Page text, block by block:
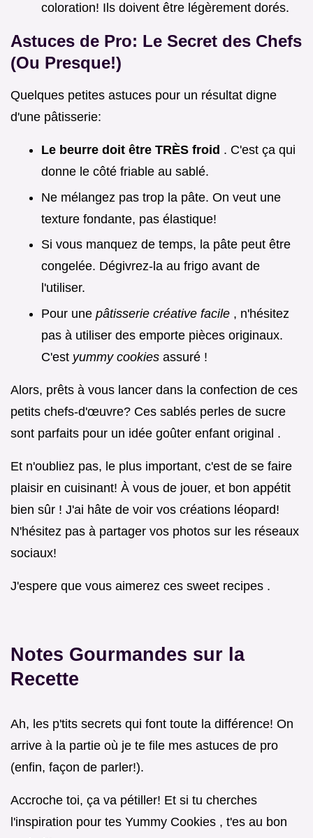
coloration! Ils doivent être légèrement dorés.
Astuces de Pro: Le Secret des Chefs
(Ou Presque!)
Quelques petites astuces pour un résultat digne
d'une pâtisserie:
Le beurre doit être TRÈS froid . C'est ça qui
donne le côté friable au sablé.
Ne mélangez pas trop la pâte. On veut une
texture fondante, pas élastique!
Si vous manquez de temps, la pâte peut être
congelée. Dégivrez-la au frigo avant de
l'utiliser.
Pour une pâtisserie créative facile , n'hésitez
pas à utiliser des emporte pièces originaux.
C'est yummy cookies assuré !
Alors, prêts à vous lancer dans la confection de ces
petits chefs-d'œuvre? Ces sablés perles de sucre
sont parfaits pour un idée goûter enfant original .
Et n'oubliez pas, le plus important, c'est de se faire
plaisir en cuisinant! À vous de jouer, et bon appétit
bien sûr ! J'ai hâte de voir vos créations léopard!
N'hésitez pas à partager vos photos sur les réseaux
sociaux!
J'espere que vous aimerez ces sweet recipes .
Notes Gourmandes sur la
Recette
Ah, les p'tits secrets qui font toute la différence! On
arrive à la partie où je te file mes astuces de pro
(enfin, façon de parler!).
Accroche toi, ça va pétiller! Et si tu cherches
l'inspiration pour tes Yummy Cookies , t'es au bon